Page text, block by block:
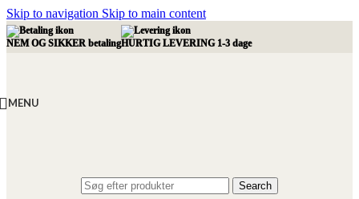
Skip to navigation Skip to main content
NEM OG SIKKER betalingHURTIG LEVERING 1-3 dage
MENU
Search